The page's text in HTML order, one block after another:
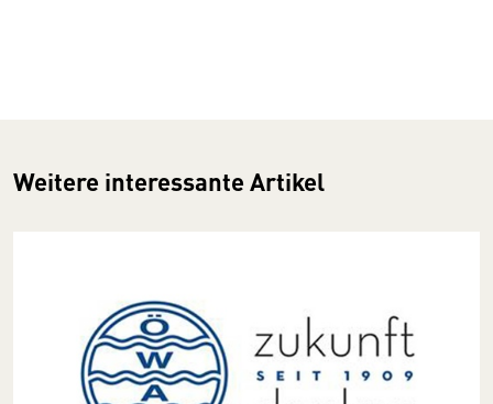
Weitere interessante Artikel